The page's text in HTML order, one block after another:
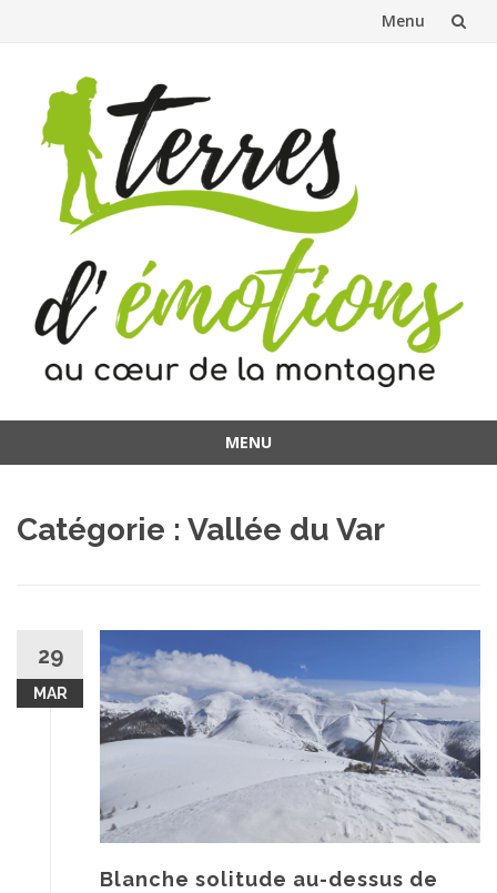
Menu
contenu
MENU
contenu
Catégorie : Vallée du Var
29
MAR
Blanche solitude au-dessus de